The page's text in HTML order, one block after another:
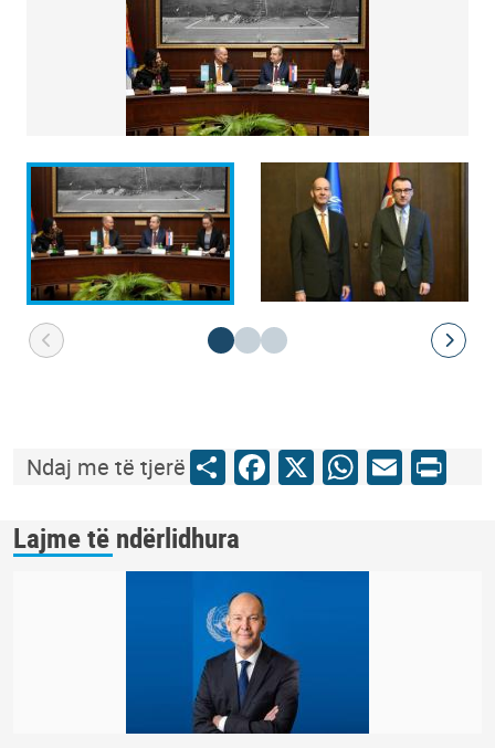
Ndaj me të tjerëShareFacebook
X WhatsApp
Email
Print
Lajme të ndërlidhura